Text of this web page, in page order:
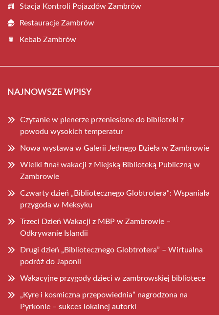
Stacja Kontroli Pojazdów Zambrów
Restauracje Zambrów
Kebab Zambrów
NAJNOWSZE WPISY
Czytanie w plenerze przeniesione do biblioteki z
powodu wysokich temperatur
Nowa wystawa w Galerii Jednego Dzieła w Zambrowie
Wielki finał wakacji z Miejską Biblioteką Publiczną w
Zambrowie
Czwarty dzień „Bibliotecznego Globtrotera”: Wspaniała
przygoda w Meksyku
Trzeci Dzień Wakacji z MBP w Zambrowie –
Odkrywanie Islandii
Drugi dzień „Bibliotecznego Globtrotera” – Wirtualna
podróż do Japonii
Wakacyjne przygody dzieci w zambrowskiej bibliotece
„Kyre i kosmiczna przepowiednia” nagrodzona na
Pyrkonie – sukces lokalnej autorki